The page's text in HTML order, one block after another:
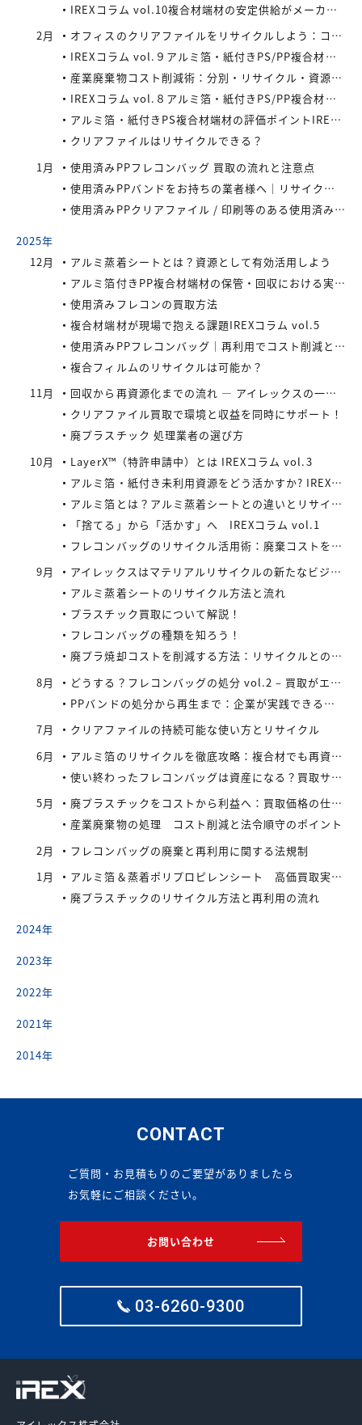
IREXコラム vol.10複合材端材の安定供給がメーカーにもたらすメリット
2月
オフィスのクリアファイルをリサイクルしよう：コストと環境負荷を同時に減らす方法
IREXコラム vol.９アルミ箔・紙付きPS/PP複合材端材の回収スキームと全国対応体制
産業廃棄物コスト削減術：分別・リサイクル・資源化の徹底活用
IREXコラム vol.８アルミ箔・紙付きPS/PP複合材端材をより高く評価するために現場でできること
アルミ箔・紙付きPS複合材端材の評価ポイントIREXコラム vol.7
クリアファイルはリサイクルできる？
1月
使用済みPPフレコンバッグ 買取の流れと注意点
使用済みPPバンドをお持ちの業者様へ｜リサイクル・買取対応中
使用済みPPクリアファイル / 印刷等のある使用済みPPクリアファイルの再資源化とリサイクル方法
2025年
12月
アルミ蒸着シートとは？資源として有効活用しよう
アルミ箔付きPP複合材端材の保管・回収における実務上のポイントIREXコラム vol.6
使用済みフレコンの買取方法
複合材端材が現場で抱える課題IREXコラム vol.5
使用済みPPフレコンバッグ｜再利用でコスト削減と環境負荷軽減を実現
複合フィルムのリサイクルは可能か？
11月
回収から再資源化までの流れ ― アイレックスの一貫処理体制 IREXコラム vol.4
クリアファイル買取で環境と収益を同時にサポート！
廃プラスチック 処理業者の選び方
10月
LayerX™（特許申請中）とは IREXコラム vol.3
アルミ箔・紙付き未利用資源をどう活かすか? IREXコラム vol.2
アルミ箔とは？アルミ蒸着シートとの違いとリサイクルの取り組み
「捨てる」から「活かす」へ IREXコラム vol.1
フレコンバッグのリサイクル活用術：廃棄コストを減らす具体策とは
9月
アイレックスはマテリアルリサイクルの新たなビジネスに着手
アルミ蒸着シートのリサイクル方法と流れ
プラスチック買取について解説！
フレコンバッグの種類を知ろう！
廃プラ焼却コストを削減する方法：リサイクルとの比較で見えてくる最適解
8月
どうする？フレコンバッグの処分 vol.2 – 買取がエコにつながる
PPバンドの処分から再生まで：企業が実践できるコスト効率の高い手法
7月
クリアファイルの持続可能な使い方とリサイクル
6月
アルミ箔のリサイクルを徹底攻略：複合材でも再資源化できる最新手法とアイレックス株式会社の取り組み
使い終わったフレコンバッグは資産になる？買取サービスを活用したリサイクル戦略
5月
廃プラスチックをコストから利益へ：買取価格の仕組みと高値で売るコツ
産業廃棄物の処理 コスト削減と法令順守のポイント
2月
フレコンバッグの廃棄と再利用に関する法規制
1月
アルミ箔＆蒸着ポリプロピレンシート 高価買取実施中
廃プラスチックのリサイクル方法と再利用の流れ
2024年
2023年
2022年
2021年
2014年
CONTACT
ご質問・お見積もりのご要望がありましたら
お気軽にご相談ください。
お問い合わせ
03-6260-9300